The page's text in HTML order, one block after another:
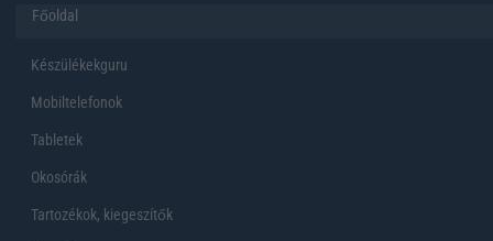
Főoldal
Készülékekguru
Mobiltelefonok
Tabletek
Okosórák
Tartozékok, kiegeszítők